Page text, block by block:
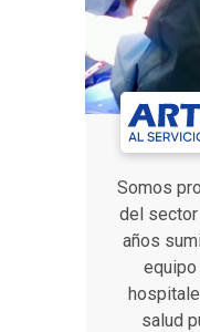
Somos
del
años
salud